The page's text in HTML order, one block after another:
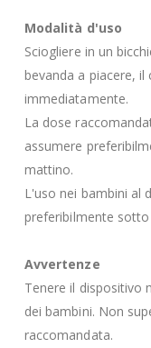
Modalità d'uso
Sciogliere in un
bevanda a piacere,
immediatamente.
La dose
assumere
mattino.
L'uso nei bambini al
preferibilmente
Avvertenze
Tenere il dispositivo
dei bambini. Non
raccomandata.